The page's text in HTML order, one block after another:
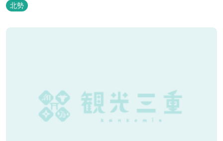
北勢